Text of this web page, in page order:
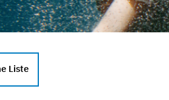
Liste